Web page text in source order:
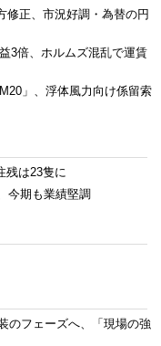
修正、市況好調・為替の円
3倍、ホルムズ混乱で運賃
」、浮体風力向け係留索
残は23隻に
今期も業績堅調
のフェーズへ、「現場の強